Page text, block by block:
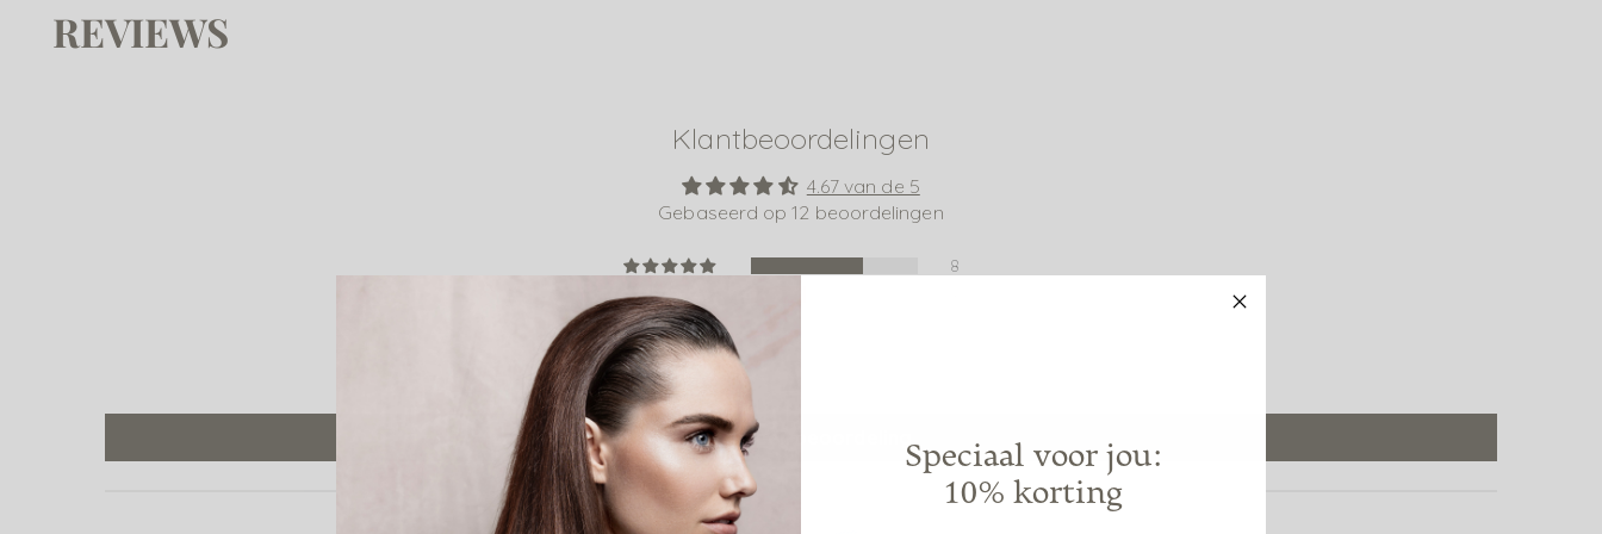
REVIEWS
Klantbeoordelingen
4.67 van de 5
Gebaseerd op 12 beoordelingen
8
Schrijf een beoordeling
Speciaal voor jou:
10% korting